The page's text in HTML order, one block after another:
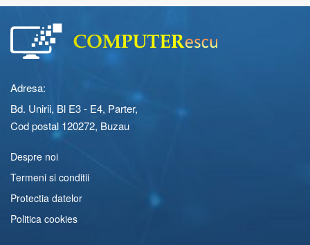
Adresa:
Bd. Unirii, Bl E3 - E4, Parter,
Cod postal 120272, Buzau
Despre noi
Termeni si conditii
Protectia datelor
Politica cookies